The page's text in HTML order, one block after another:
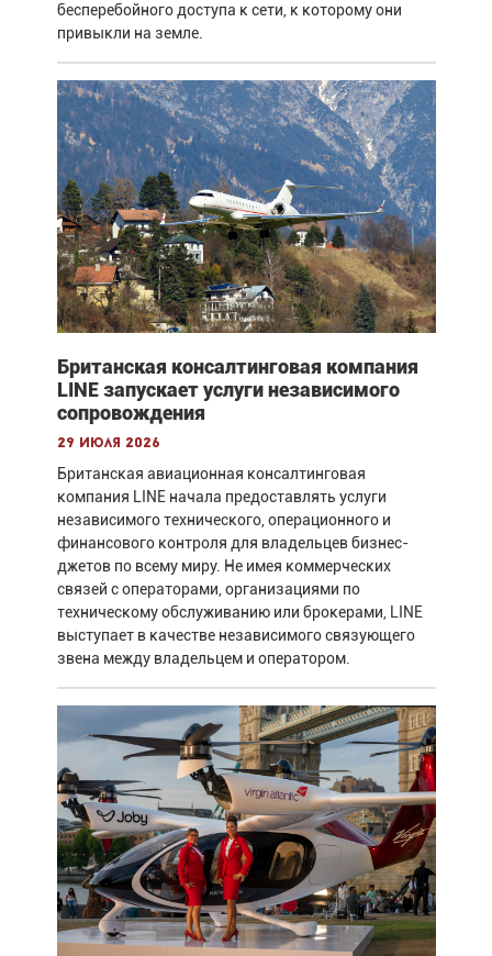
бесперебойного доступа к сети, к которому они
привыкли на земле.
Британская консалтинговая компания
LINE запускает услуги независимого
сопровождения
29 июля 2026
Британская авиационная консалтинговая
компания LINE начала предоставлять услуги
независимого технического, операционного и
финансового контроля для владельцев бизнес-
джетов по всему миру. Не имея коммерческих
связей с операторами, организациями по
техническому обслуживанию или брокерами, LINE
выступает в качестве независимого связующего
звена между владельцем и оператором.